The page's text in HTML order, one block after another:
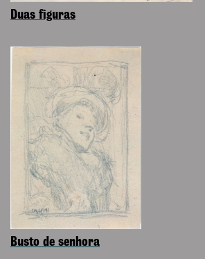
Duas figuras
Busto de senhora